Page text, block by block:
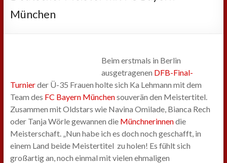
Business
München
Beim erstmals in Berlin
ausgetragenen DFB-Final-
Turnierder Ü-35 Frauen holte sich Ka Lehmann mit dem
Team des FC Bayern Münchensouverän den Meistertitel.
Zusammen mit Oldstars wie Navina Omilade, Bianca Rech
oder Tanja Wörle gewannen die Münchnerinnendie
Meisterschaft. „Nun habe ich es doch noch geschafft, in
einem Land beide Meistertitel zu holen! Es fühlt sich
großartig an, noch einmal mit vielen ehmaligen